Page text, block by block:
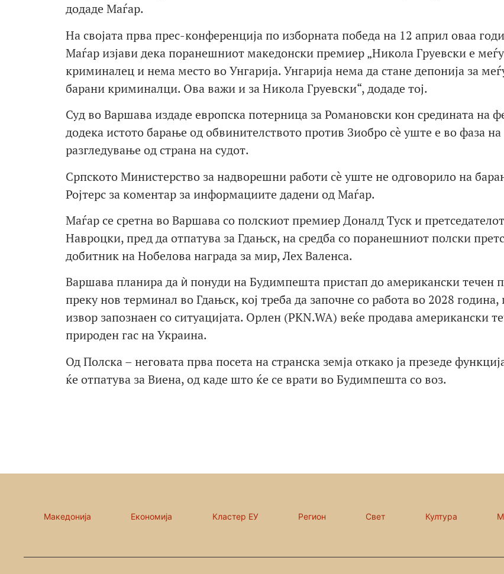
додаде Маѓар.
На својата прва прес-конференција по изборната победа на 12 април оваа
Маѓар изјави дека поранешниот македонски премиер „Никола Груевски е
криминалец и нема место во Унгарија. Унгарија нема да стане депонија за
барани криминалци. Ова важи и за Никола Груевски“, додаде тој.
Суд во Варшава издаде европска потерница за Романовски кон средината на
додека истото барање од обвинителството против Зиобро сè уште е во фаза на
разгледување од страна на судот.
Српското Министерство за надворешни работи сè уште не одговорило на
Ројтерс за коментар за информациите дадени од Маѓар.
Маѓар се сретна во Варшава со полскиот премиер Доналд Туск и
Навроцки, пред да отпатува за Гдањск, на средба со поранешниот полски
добитник на Нобелова награда за мир, Лех Валенса.
Варшава планира да ѝ понуди на Будимпешта пристап до американски течен
преку нов терминал во Гдањск, кој треба да започне со работа во 2028 година,
извор запознаен со ситуацијата. Орлен (PKN.WA) веќе продава американски
природен гас на Украина.
Од Полска – неговата прва посета на странска земја откако ја презеде
ќе отпатува за Виена, од каде што ќе се врати во Будимпешта со воз.
Македонија Економија Кластер ЕУ Регион Свет Култура